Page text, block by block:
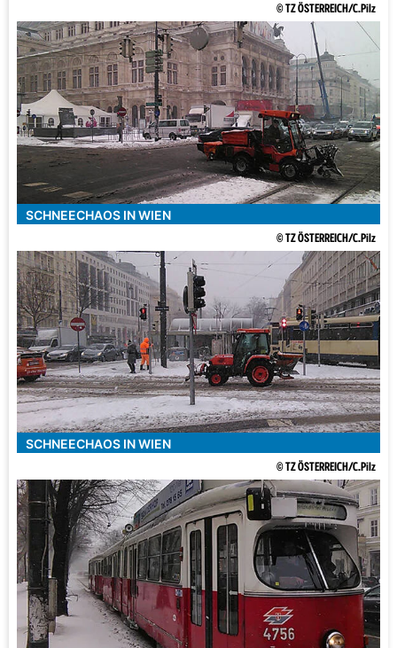
© TZ ÖSTERREICH/C.Pilz
SCHNEECHAOS IN WIEN
© TZ ÖSTERREICH/C.Pilz
SCHNEECHAOS IN WIEN
© TZ ÖSTERREICH/C.Pilz